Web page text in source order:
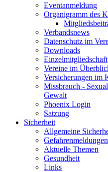
Eventanmeldung
Organigramm des
Verbandsnews
Datenschutz im
Downloads
Einzelmitgliedschaft
Vereine im
Versicherungen im
Missbrauch -
Gewalt
Phoenix Login
Satzung
Sicherheit
Allgemeine
Gefahrenmeldungen
Aktuelle Themen
Gesundheit
Links